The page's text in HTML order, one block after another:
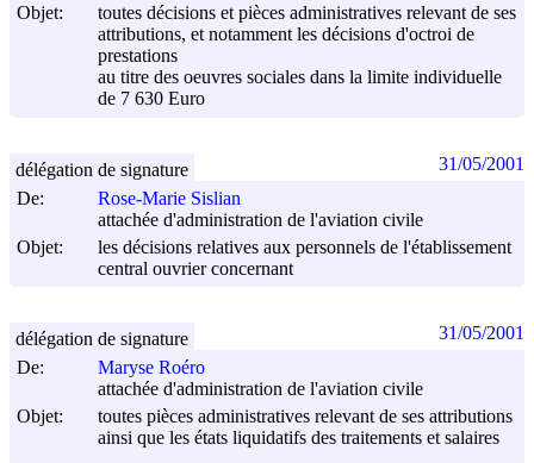
Objet:
toutes décisions et pièces administratives relevant de ses
attributions, et notamment les décisions d'octroi de
prestations
au titre des oeuvres sociales dans la limite individuelle
de 7 630 Euro
De:
Rose-Marie Sislian
attachée d'administration de l'aviation civile
Objet:
les décisions relatives aux personnels de l'établissement
central ouvrier concernant
délégation de signature 31/05/2001
De:
Maryse Roéro
attachée d'administration de l'aviation civile
Objet:
toutes pièces administratives relevant de ses attributions
ainsi que les états liquidatifs des traitements et salaires
délégation de signature 31/05/2001